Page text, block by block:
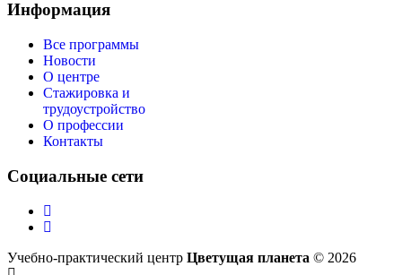
Информация
Все программы
Новости
О центре
Стажировка и
трудоустройство
О профессии
Контакты
Социальные сети
Учебно-практический центр Цветущая планета © 2026